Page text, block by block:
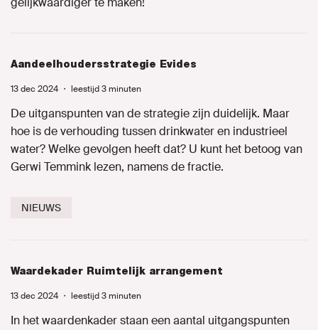
Aandeelhoudersstrategie Evides
13 dec 2024 ・ leestijd 3 minuten
De uitganspunten van de strategie zijn duidelijk. Maar
hoe is de verhouding tussen drinkwater en industrieel
water? Welke gevolgen heeft dat? U kunt het betoog van
Gerwi Temmink lezen, namens de fractie.
NIEUWS
Waardekader Ruimtelijk arrangement
13 dec 2024 ・ leestijd 3 minuten
In het waardenkader staan een aantal uitgangspunten